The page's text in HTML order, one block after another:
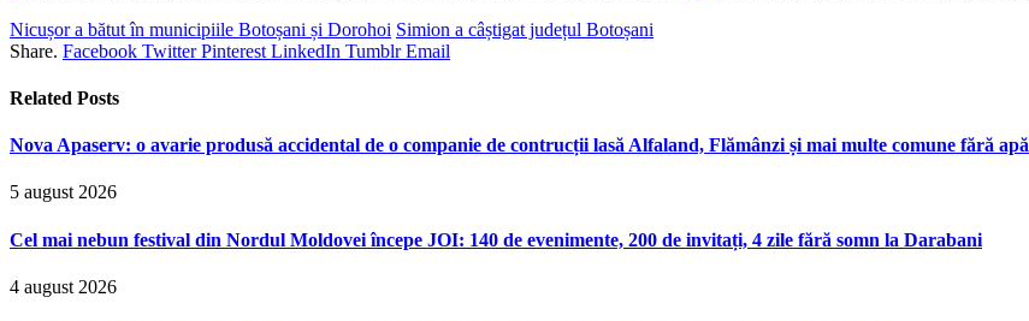
Nicușor a bătut în municipiile Botoșani și Dorohoi Simion a câștigat județul Botoșani
Share. Facebook Twitter Pinterest LinkedIn Tumblr Email
Related Posts
Nova Apaserv: o avarie produsă accidental de o companie de contrucții lasă Alfaland, Flămânzi și mai multe comune fără apă
5 august 2026
Cel mai nebun festival din Nordul Moldovei începe JOI: 140 de evenimente, 200 de invitați, 4 zile fără somn la Darabani
4 august 2026